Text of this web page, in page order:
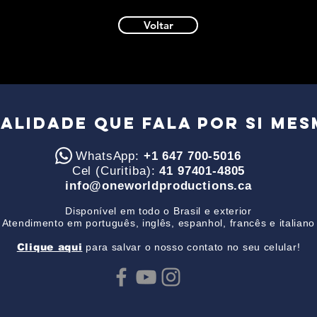
Voltar
QUE FALA POR SI
WhatsApp: +1 647 700-5016
Cel (Curitiba): 41 97401-4805
info@oneworldproductions.ca
Disponível em todo o Brasil e exterior
Atendimento em português, inglês, espanhol, francês e italiano
Clique aqui para salvar o nosso contato no seu celular!